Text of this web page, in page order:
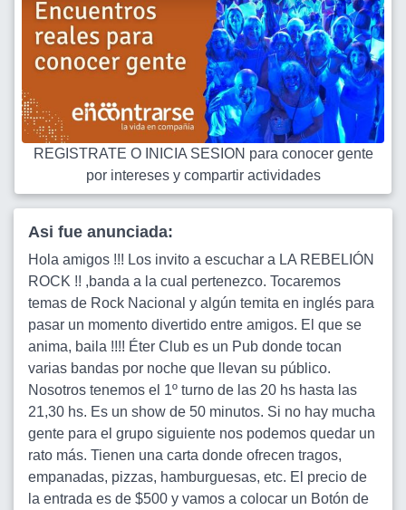
REGISTRATE O INICIA SESION para conocer gente
por intereses y compartir actividades
Asi fue anunciada:
Hola amigos !!! Los invito a escuchar a LA REBELIÓN
ROCK !! ,banda a la cual pertenezco. Tocaremos
temas de Rock Nacional y algún temita en inglés para
pasar un momento divertido entre amigos. El que se
anima, baila !!!! Éter Club es un Pub donde tocan
varias bandas por noche que llevan su público.
Nosotros tenemos el 1º turno de las 20 hs hasta las
21,30 hs. Es un show de 50 minutos. Si no hay mucha
gente para el grupo siguiente nos podemos quedar un
rato más. Tienen una carta donde ofrecen tragos,
empanadas, pizzas, hamburguesas, etc. El precio de
la entrada es de $500 y vamos a colocar un Botón de